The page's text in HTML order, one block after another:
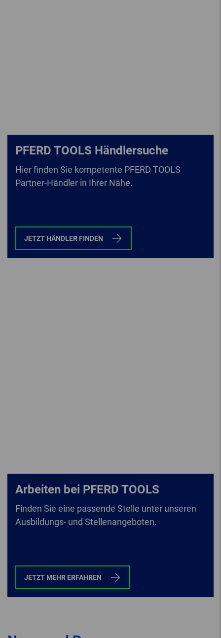
PFERD TOOLS Händlersuche
Hier finden Sie kompetente PFERD TOOLS
Partner-Händler in Ihrer Nähe.
JETZT HÄNDLER FINDEN
Arbeiten bei PFERD TOOLS
Finden Sie eine passende Stelle unter unseren
Ausbildungs- und Stellenangeboten.
JETZT MEHR ERFAHREN